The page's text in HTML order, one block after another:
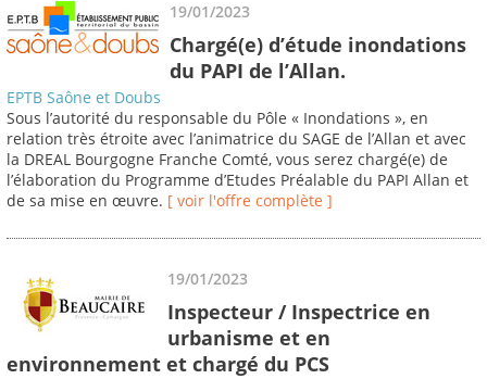
19/01/2023
Chargé(e) d’étude inondations
du PAPI de l’Allan.
EPTB Saône et Doubs
Sous l’autorité du responsable du Pôle « Inondations », en
relation très étroite avec l’animatrice du SAGE de l’Allan et avec
la DREAL Bourgogne Franche Comté, vous serez chargé(e) de
l’élaboration du Programme d’Etudes Préalable du PAPI Allan et
de sa mise en œuvre. [ voir l'offre complète ]
19/01/2023
Inspecteur / Inspectrice en
urbanisme et en
environnement et chargé du PCS